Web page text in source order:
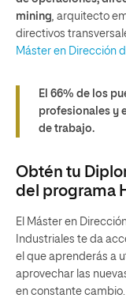
mining arquitecto
directivos
Máster en Dirección
El 66% de los
profesionales y
de trabajo.
Obtén tu
del programa
El Máster en
Industriales te da
el que aprenderás a
aprovechar las
en constante